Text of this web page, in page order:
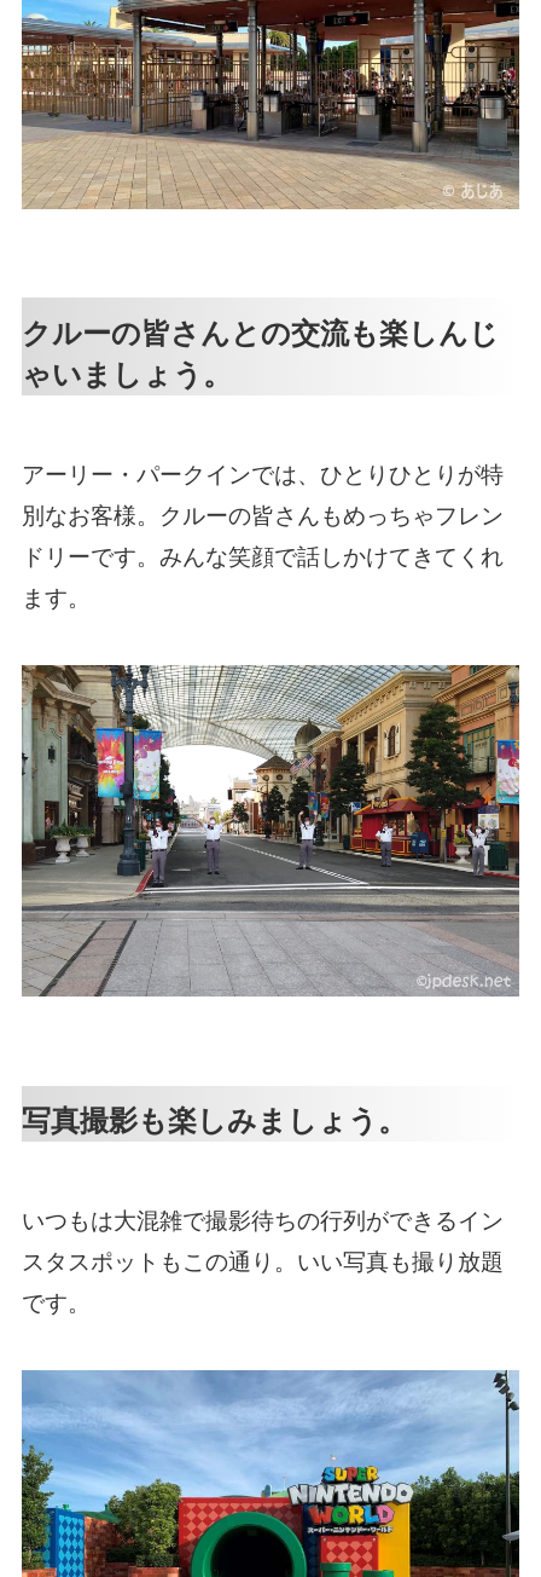
クルーの皆さんとの交流も楽しんじ
ゃいましょう。
アーリー・パークインでは、ひとりひとりが特
別なお客様。クルーの皆さんもめっちゃフレン
ドリーです。みんな笑顔で話しかけてきてくれ
ます。
写真撮影も楽しみましょう。
いつもは大混雑で撮影待ちの行列ができるイン
スタスポットもこの通り。いい写真も撮り放題
です。